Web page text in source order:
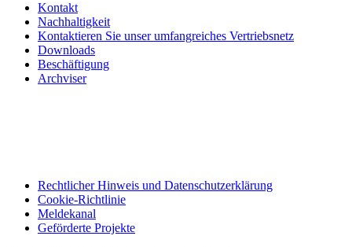
Kontakt
Nachhaltigkeit
Kontaktieren Sie unser umfangreiches Vertriebsnetz
Downloads
Beschäftigung
Archviser
Rechtlicher Hinweis und Datenschutzerklärung
Cookie-Richtlinie
Meldekanal
Geförderte Projekte